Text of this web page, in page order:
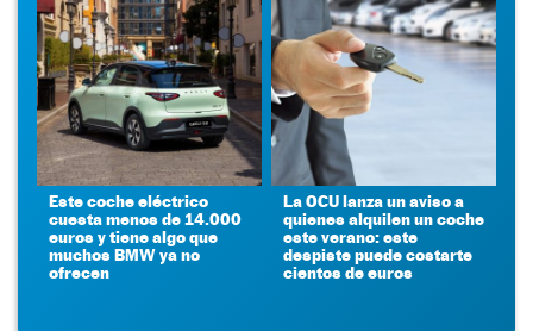
Este coche eléctrico
cuesta menos de 14.000
euros y tiene algo que
muchos BMW ya no
ofrecen
La OCU lanza un aviso a
quienes alquilen un coche
este verano: este
despiste puede costarte
cientos de euros